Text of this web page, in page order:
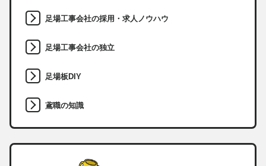
足場工事会社の採用・求人ノウハウ
足場工事会社の独立
足場板DIY
鳶職の知識